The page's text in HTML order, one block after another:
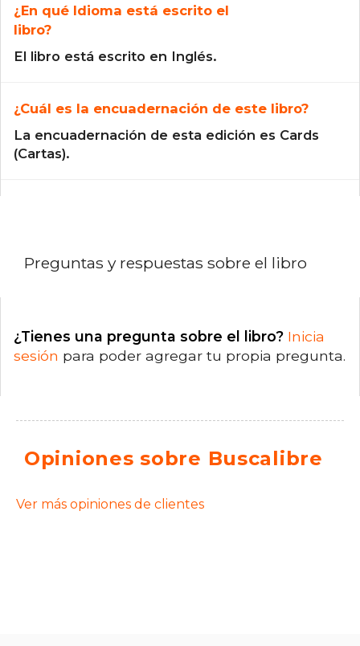
¿En qué Idioma está escrito el
libro?
El libro está escrito en Inglés.
¿Cuál es la encuadernación de este libro?
La encuadernación de esta edición es Cards
(Cartas).
Preguntas y respuestas sobre el libro
¿Tienes una pregunta sobre el libro? Inicia
sesión para poder agregar tu propia pregunta.
Opiniones sobre Buscalibre
Ver más opiniones de clientes